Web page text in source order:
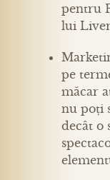
pentru
lui
pe
măcar
nu poți
decât o